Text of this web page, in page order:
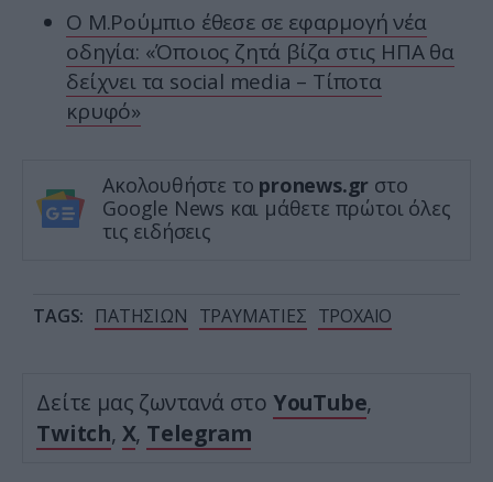
Ο Μ.Ρούμπιο έθεσε σε εφαρμογή νέα
οδηγία: «Όποιος ζητά βίζα στις ΗΠΑ θα
δείχνει τα social media – Τίποτα
κρυφό»
Ακολουθήστε το pronews.gr στο
Google News και μάθετε πρώτοι όλες
τις ειδήσεις
TAGS: ΠΑΤΗΣΙΩΝ ΤΡΑΥΜΑΤΙΕΣ ΤΡΟΧΑΙΟ
Δείτε μας ζωντανά στο YouTube,
Twitch, X, Telegram